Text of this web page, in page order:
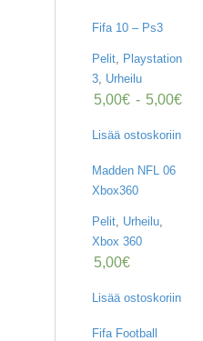
Fifa 10 – Ps3
Pelit, Playstation
3, Urheilu
5,00€ - 5,00€
Lisää ostoskoriin
Madden NFL 06
Xbox360
Pelit, Urheilu,
Xbox 360
5,00€
Lisää ostoskoriin
Fifa Football